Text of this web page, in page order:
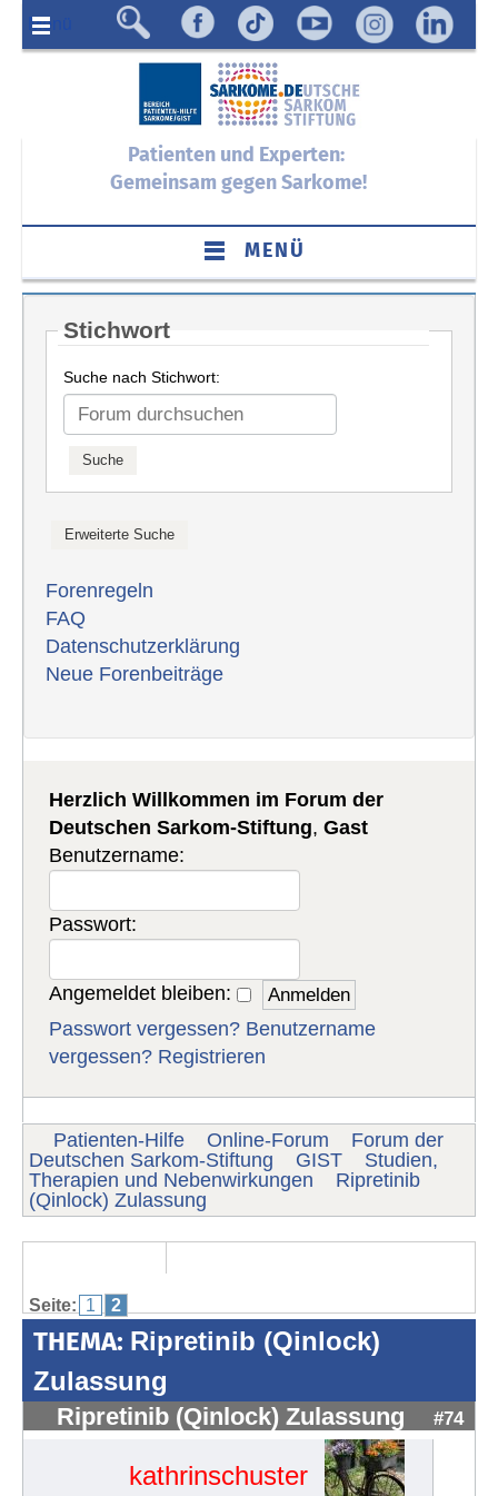
Menü
Patienten und Experten:
Gemeinsam gegen Sarkome!
MENÜ
Stichwort
Suche nach Stichwort:
Forenregeln
FAQ
Datenschutzerklärung
Neue Forenbeiträge
Herzlich Willkommen im Forum der
Deutschen Sarkom-Stiftung,Gast
Benutzername:
Passwort:
Angemeldet bleiben:
Passwort vergessen? Benutzername
vergessen? Registrieren
Patienten-Hilfe Online-Forum
Forum der
Deutschen Sarkom-Stiftung
GIST
Studien,
Therapien und Nebenwirkungen
Ripretinib
(Qinlock) Zulassung
Seite: 1 2
THEMA: Ripretinib (Qinlock)
Zulassung
Ripretinib (Qinlock) Zulassung #74
kathrinschuster